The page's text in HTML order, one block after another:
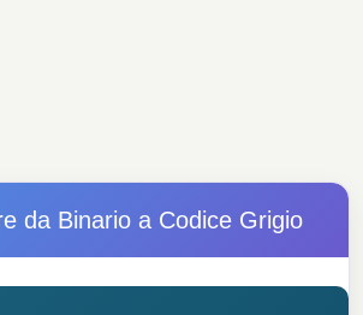
da Binario a Codice Grigio